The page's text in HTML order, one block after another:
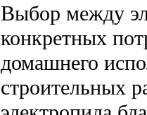
Выбор между
конкретных
домашнего
строительных